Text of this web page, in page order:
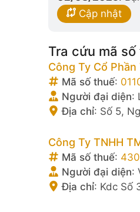
Cập nhật
Tra cứu mã
Công Ty Cổ
Mã số thuế:
Người đại diện:
Địa chỉ: Số 5,
Công Ty TNHH
Mã số thuế:
Người đại diện:
Địa chỉ: Kdc Số